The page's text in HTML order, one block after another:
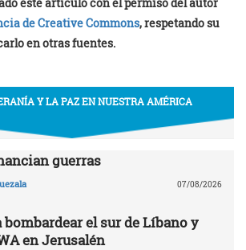
de Creative Commons, respetando su
en otras fuentes.
Y LA PAZ EN NUESTRA AMÉRICA
guerras
07/08/2026
bombardear el sur de Líbano y
en Jerusalén